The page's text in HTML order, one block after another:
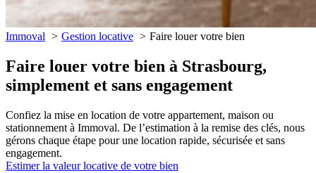
Immoval Gestion locative Faire louer votre bien
Faire louer votre bien à Strasbourg,
simplement et sans engagement
Confiez la mise en location de votre appartement, maison ou
stationnement à Immoval. De l’estimation à la remise des clés, nous
gérons chaque étape pour une location rapide, sécurisée et sans
engagement.
Estimer la valeur locative de votre bien